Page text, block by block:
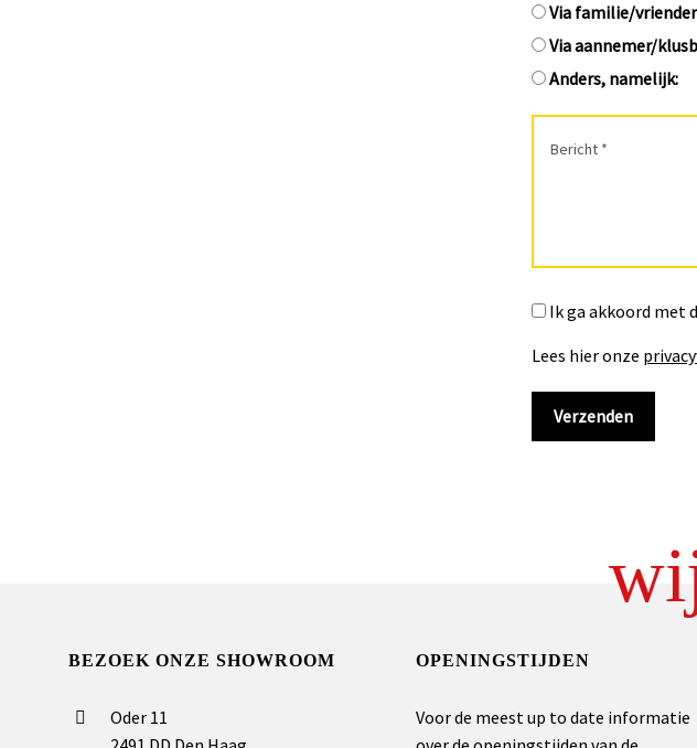
Via familie/
Via aannemer/
Anders, namelijk:
Ik ga akkoord met
Lees hier onze
BEZOEK ONZE SHOWROOM
Oder 11
OPENINGSTIJDEN
Voor de meest up to date informatie